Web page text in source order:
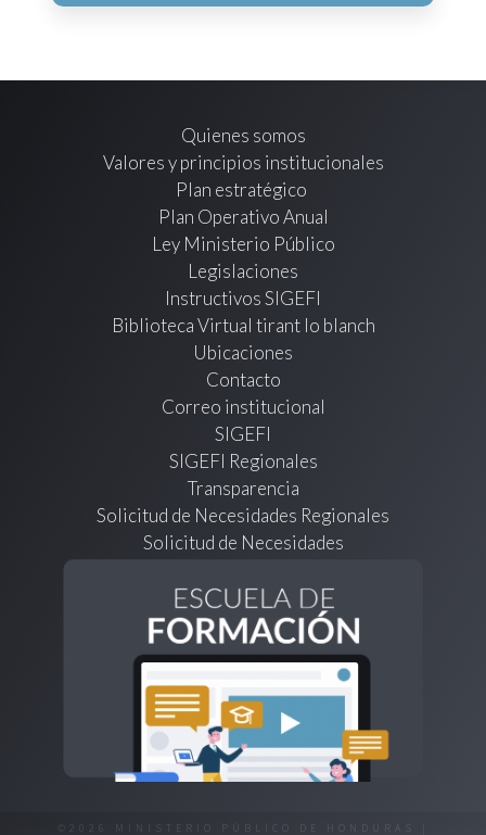
Quienes somos
Valores y principios institucionales
Plan estratégico
Plan Operativo Anual
Ley Ministerio Público
Legislaciones
Instructivos SIGEFI
Biblioteca Virtual tirant lo blanch
Ubicaciones
Contacto
Correo institucional
SIGEFI
SIGEFI Regionales
Transparencia
Solicitud de Necesidades Regionales
Solicitud de Necesidades
©2026 MINISTERIO PÚBLICO DE HONDURAS |